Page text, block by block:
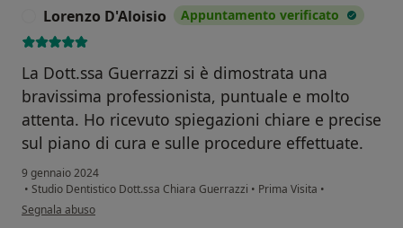
Lorenzo D'Aloisio Appuntamento verificato
La Dott.ssa Guerrazzi si è dimostrata una
bravissima professionista, puntuale e molto
attenta. Ho ricevuto spiegazioni chiare e precise
sul piano di cura e sulle procedure effettuate.
9 gennaio 2024
• Studio Dentistico Dott.ssa Chiara Guerrazzi • Prima Visita •
secondo l'opinione dell'utente Lorenzo D'Aloisio
Segnala abuso